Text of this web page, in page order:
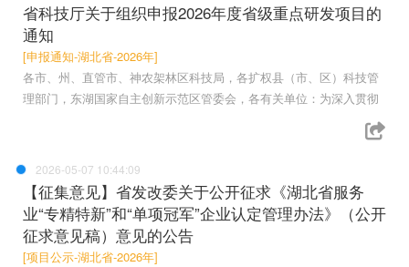
省科技厅关于组织申报2026年度省级重点研发项目的
通知
[申报通知-湖北省-2026年]
各市、州、直管市、神农架林区科技局，各扩权县（市、区）科技管
理部门，东湖国家自主创新示范区管委会，各有关单位：为深入贯彻
2026-05-07 10:44:09
【征集意见】省发改委关于公开征求《湖北省服务
业“专精特新”和“单项冠军”企业认定管理办法》（公开
征求意见稿）意见的公告
[项目公示-湖北省-2026年]